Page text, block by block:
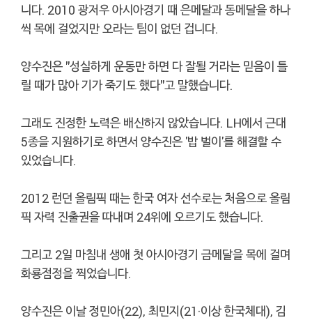
니다. 2010 광저우 아시아경기 때 은메달과 동메달을 하나
씩 목에 걸었지만 오라는 팀이 없던 겁니다.
양수진은 "성실하게 운동만 하면 다 잘될 거라는 믿음이 틀
릴 때가 많아 기가 죽기도 했다"고 말했습니다.
그래도 진정한 노력은 배신하지 않았습니다. LH에서 근대
5종을 지원하기로 하면서 양수진은 '밥 벌이'를 해결할 수
있었습니다.
2012 런던 올림픽 때는 한국 여자 선수로는 처음으로 올림
픽 자력 진출권을 따내며 24위에 오르기도 했습니다.
그리고 2일 마침내 생애 첫 아시아경기 금메달을 목에 걸며
화룡점정을 찍었습니다.
양수진은 이날 정민아(22), 최민지(21·이상 한국체대), 김